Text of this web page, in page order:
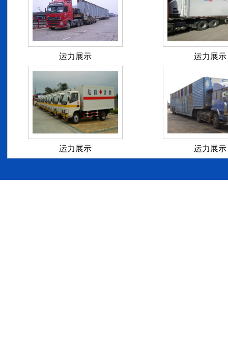
运力展示 运力展示
运力展示 运力展示